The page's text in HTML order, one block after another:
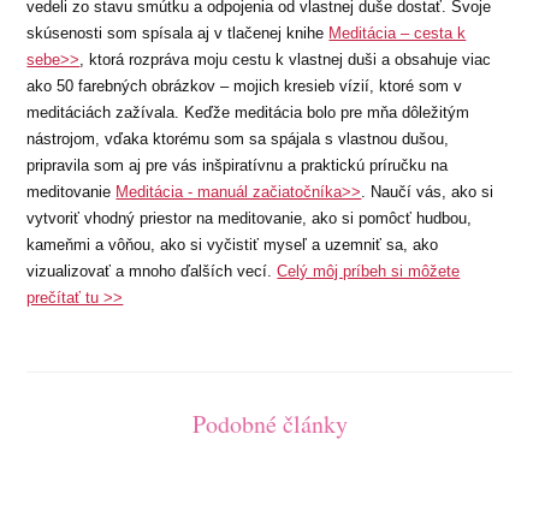
vedeli zo stavu smútku a odpojenia od vlastnej duše dostať. Svoje
skúsenosti som spísala aj v tlačenej knihe Meditácia – cesta k
sebe>>, ktorá rozpráva moju cestu k vlastnej duši a obsahuje viac
ako 50 farebných obrázkov – mojich kresieb vízií, ktoré som v
meditáciách zažívala. Keďže meditácia bolo pre mňa dôležitým
nástrojom, vďaka ktorému som sa spájala s vlastnou dušou,
pripravila som aj pre vás inšpiratívnu a praktickú príručku na
meditovanie Meditácia - manuál začiatočníka>>. Naučí vás, ako si
vytvoriť vhodný priestor na meditovanie, ako si pomôcť hudbou,
kameňmi a vôňou, ako si vyčistiť myseľ a uzemniť sa, ako
vizualizovať a mnoho ďalších vecí.Celý môj príbeh si môžete
prečítať tu >>
Podobné články